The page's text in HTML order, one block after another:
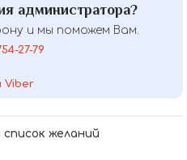
администратора?
и мы поможем Вам.
27-79
Viber
желаний